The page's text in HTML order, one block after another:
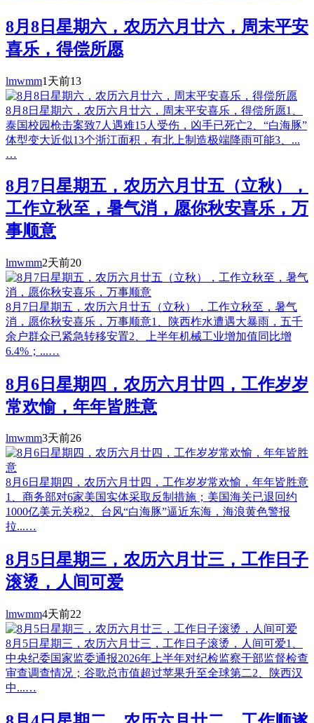
8月8日星期六，农历六月廿六，周末平安
喜乐，得偿所愿
lmwmm1天前13
8月8日星期六，农历六月廿六，周末平安喜乐，得偿所愿1、
泰国校园枪击案致7人遇难15人受伤，凶手已死亡2、“白海豚”
体型变大近似13个浙江面积，有北上制造极端降雨可能3、...
…
8月7日星期五，农历六月廿五（立秋），
工作立秋至，暑气消，愿你秋安喜乐，万
事顺意
lmwmm2天前20
8月7日星期五，农历六月廿五（立秋），工作立秋至，暑气
消，愿你秋安喜乐，万事顺意1、陕西柞水遭遇大暴雨，五千
余户群众已紧急转移安置2、上半年机械工业增加值同比增
6.4%；...…
8月6日星期四，农历六月廿四，工作岁岁
常欢愉，年年皆胜意
lmwmm3天前26
8月6日星期四，农历六月廿四，工作岁岁常欢愉，年年皆胜意
1、商务部对6家美国实体采取反制措施；美国海关已退回约
1000亿美元关税2、台风“白海豚”逼近东海，海浪黄色警报
拉...…
8月5日星期三，农历六月廿三，工作日子
滚烫，人间可爱
lmwmm4天前22
8月5日星期三，农历六月廿三，工作日子滚烫，人间可爱1、
中央纪委国家监委通报2026年上半年对纪检监察干部监督检查
审查调查情况；谷歌总市值超过苹果升至全球第二2、陕西汉
中...…